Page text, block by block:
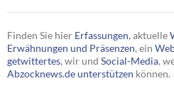
Finden Sie hier Erfassungen, aktuelle
Erwähnungen und Präsenzen, ein
getwittertes, wir und Social-Media,
Abzocknews.de unterstützen können.